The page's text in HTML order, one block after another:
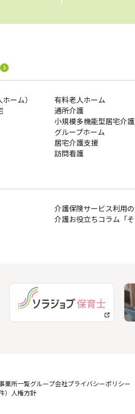
ーム）
有料老人ホーム
通所介護
小規模多機能型居宅介護
グループホーム
居宅介護支援
訪問看護
介護保険サービス利用
介護お役立ちコラム「そ
業所一覧グループ会社プライバシーポリシー
人権方針